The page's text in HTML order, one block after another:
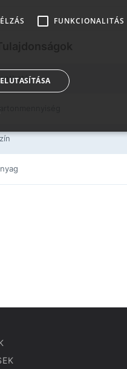
Bontható
Anyag
FUNKCIONALITÁS